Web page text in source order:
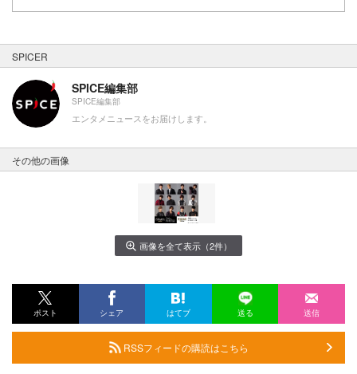
SPICER
SPICE編集部
SPICE編集部
エンタメニュースをお届けします。
その他の画像
画像を全て表示（2件）
ポスト シェア はてブ 送る 送信
RSSフィードの購読はこちら